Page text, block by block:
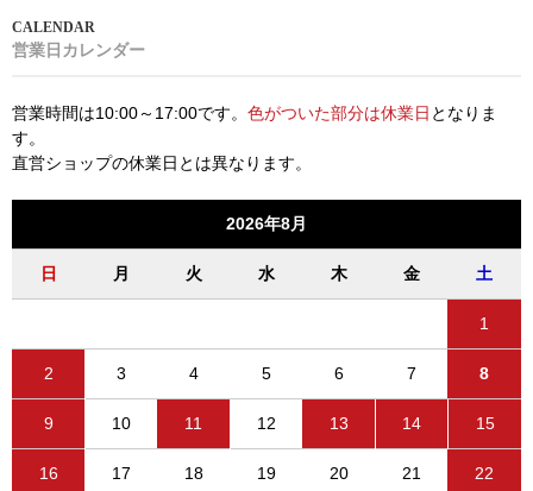
営業日カレンダー
営業時間は10:00～17:00です。 色がついた部分は休業日 となりま
す。
直営ショップの休業日とは異なります。
2026年8月
日 月 火 水 木 金 土
1
2 3 4 5 6 7 8
9 10 11 12 13 14 15
16 17 18 19 20 21 22